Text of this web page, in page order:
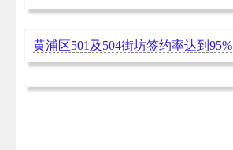
黄浦区501及504街坊签约率达到95%